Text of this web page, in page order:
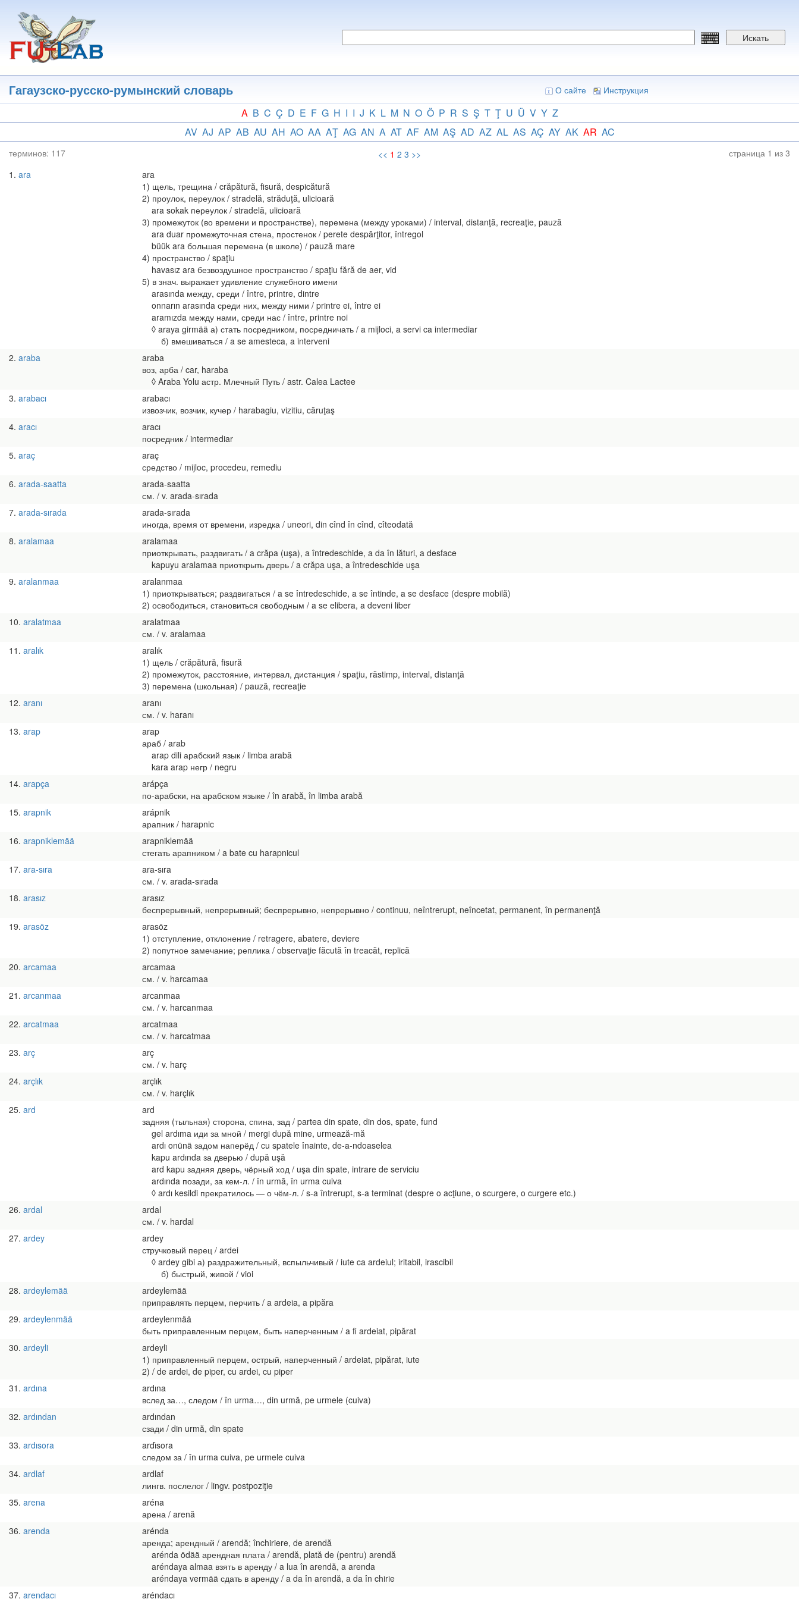
основному
содержанию
Искать
Гагаузско-русско-румынский словарь О сайте Инструкция
A B C Ç D E F G H I I J K L M N O Ö P R S Ş T Ţ U Ü V Y Z
AV AJ AP AB AU AH AO AA AŢ AG AN A AT AF AM AŞ AD AZ AL AS AÇ AY AK AR AC
терминов: 117 << 1 2 3 >>
страница 1 из 3
1 ara
ara
1) щель, трещина / crăpătură, fisură, despicătură
2) проулок, переулок / stradelă, străduţă, ulicioară
ara sokak переулок / stradelă, ulicioară
3) промежуток (во времени и пространстве), перемена (между уроками) / interval, distanţă, recreaţie, pauză
ara duar промежуточная стена, простенок / perete despărţitor, întregol
büük ara большая перемена (в школе) / pauză mare
4) пространство / spaţiu
havasız ara безвоздушное пространство / spaţiu fără de aer, vid
5) в знач. выражает удивление служебного имени
arasında между, среди / între, printre, dintre
onnarın arasında среди них, между ними / printre ei, între ei
aramızda между нами, среди нас / între, printre noi
◊ araya girmää а) стать посредником, посредничать / a mijloci, a servi ca intermediar
б) вмешиваться / a se amesteca, a interveni
2 araba
araba
воз, арба / car, haraba
◊ Araba Yolu астр. Млечный Путь / astr. Calea Lactee
3 arabacı
arabacı
извозчик, возчик, кучер / harabagiu, vizitiu, căruţaş
4 aracı
aracı
посредник / intermediar
5 araç
araç
средство / mijloc, procedeu, remediu
6 arada-saatta
arada-saatta
см. / v. arada-sırada
7 arada-sırada
arada-sırada
иногда, время от времени, изредка / uneori, din cînd în cînd, cîteodată
8 aralamaa
aralamaa
приоткрывать, раздвигать / a crăpa (uşa), a întredeschide, a da în lături, a desface
kapuyu aralamaa приоткрыть дверь / a crăpa uşa, a întredeschide uşa
9 aralanmaa
aralanmaa
1) приоткрываться; раздвигаться / a se întredeschide, a se întinde, a se desface (despre mobilă)
2) освободиться, становиться свободным / a se elibera, a deveni liber
10 aralatmaa
aralatmaa
см. / v. aralamaa
11 aralık
aralık
1) щель / crăpătură, fisură
2) промежуток, расстояние, интервал, дистанция / spaţiu, răstimp, interval, distanţă
3) перемена (школьная) / pauză, recreaţie
12 aranı
aranı
см. / v. haranı
13 arap
arap
араб / arab
arap dili арабский язык / limba arabă
kara arap негр / negru
14 arapça
arápça
по-арабски, на арабском языке / în arabă, în limba arabă
15 arapnik
arápnik
арапник / harapnic
16 arapniklemää
arapniklemää
стегать арапником / a bate cu harapnicul
17 ara-sıra
ara-sıra
см. / v. arada-sırada
18 arasız
arasız
беспрерывный, непрерывный; беспрерывно, непрерывно / continuu, neîntrerupt, neîncetat, permanent, în permanenţă
19 arasöz
arasöz
1) отступление, отклонение / retragere, abatere, deviere
2) попутное замечание; реплика / observaţie făcută în treacăt, replică
20 arcamaa
arcamaa
см. / v. harcamaa
21 arcanmaa
arcanmaa
см. / v. harcanmaa
22 arcatmaa
arcatmaa
см. / v. harcatmaa
23 arç
arç
см. / v. harç
24 arçlık
arçlık
см. / v. harçlık
25 ard
ard
задняя (тыльная) сторона, спина, зад / partea din spate, din dos, spate, fund
gel ardıma иди за мной / mergi după mine, urmează-mă
ardı onünä задом наперёд / cu spatele înainte, de-a-ndoaselea
kapu ardında за дверью / după uşă
ard kapu задняя дверь, чёрный ход / uşa din spate, intrare de serviciu
ardında позади, за кем-л. / în urmă, în urma cuiva
◊ ardı kesildi прекратилось — о чём-л. / s-a întrerupt, s-a terminat (despre o acţiune, o scurgere, o curgere etc.)
26 ardal
ardal
см. / v. hardal
27 ardey
ardey
стручковый перец / ardei
◊ ardey gibi а) раздражительный, вспыльчивый / iute ca ardeiul; iritabil, irascibil
б) быстрый, живой / vioi
28 ardeylemää
ardeylemää
приправлять перцем, перчить / a ardeia, a pipăra
29 ardeylenmää
ardeylenmää
быть приправленным перцем, быть наперченным / a fi ardeiat, pipărat
30 ardeyli
ardeyli
1) приправленный перцем, острый, наперченный / ardeiat, pipărat, iute
2) / de ardei, de piper, cu ardei, cu piper
31 ardına
ardına
вслед за…, следом / în urma…, din urmă, pe urmele (cuiva)
32 ardından
ardından
сзади / din urmă, din spate
33 ardısora
ardı́sora
следом за / în urma cuiva, pe urmele cuiva
34 ardlaf
ardlaf
лингв. послелог / lingv. postpoziţie
35 arena
aréna
арена / arenă
36 arenda
arénda
аренда; арендный / arendă; închiriere, de arendă
arénda ödää арендная плата / arendă, plată de (pentru) arendă
aréndaya almaa взять в аренду / a lua în arendă, a arenda
aréndaya vermää сдать в аренду / a da în arendă, a da în chirie
37 arendacı
aréndacı